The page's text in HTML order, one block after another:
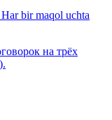
bir maqol uchta
на трёх